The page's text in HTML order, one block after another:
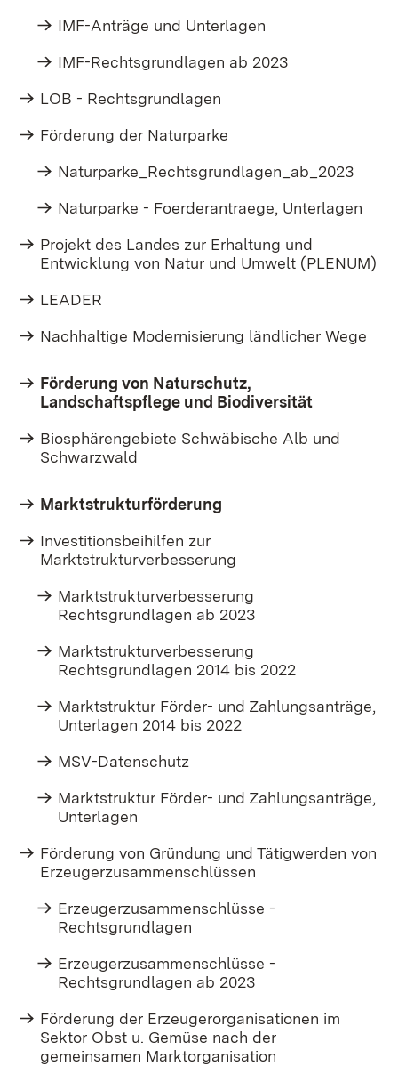
IMF-Anträge und Unterlagen
IMF-Rechtsgrundlagen ab 2023
LOB - Rechtsgrundlagen
Förderung der Naturparke
Naturparke_Rechtsgrundlagen_ab_2023
Naturparke - Foerderantraege, Unterlagen
Projekt des Landes zur Erhaltung und
Entwicklung von Natur und Umwelt (PLENUM)
LEADER
Nachhaltige Modernisierung ländlicher Wege
Förderung von Naturschutz,
Landschaftspflege und Biodiversität
Biosphärengebiete Schwäbische Alb und
Schwarzwald
Marktstrukturförderung
Investitionsbeihilfen zur
Marktstrukturverbesserung
Marktstrukturverbesserung
Rechtsgrundlagen ab 2023
Marktstrukturverbesserung
Rechtsgrundlagen 2014 bis 2022
Marktstruktur Förder- und Zahlungsanträge,
Unterlagen 2014 bis 2022
MSV-Datenschutz
Marktstruktur Förder- und Zahlungsanträge,
Unterlagen
Förderung von Gründung und Tätigwerden von
Erzeugerzusammenschlüssen
Erzeugerzusammenschlüsse -
Rechtsgrundlagen
Erzeugerzusammenschlüsse -
Rechtsgrundlagen ab 2023
Förderung der Erzeugerorganisationen im
Sektor Obst u. Gemüse nach der
gemeinsamen Marktorganisation